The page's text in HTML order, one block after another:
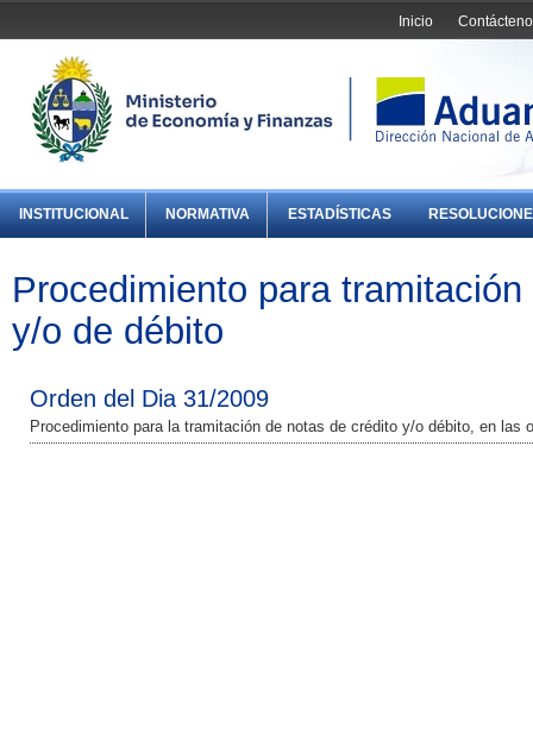
Inicio
INSTITUCIONAL NORMATIVA ESTADÍSTICAS
Procedimiento para
y/o de débito
Orden del Dia 31/2009
Procedimiento para la tramitación de notas de crédito y/o débito, en las